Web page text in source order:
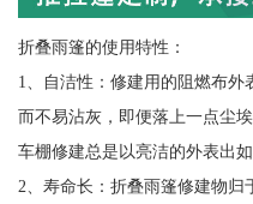
折叠雨篷的使用特性：
1、自洁性：修建用的阻燃布外
而不易沾灰，即便落上一点尘
车棚修建总是以亮洁的外表出
2、寿命长：折叠雨篷修建物归